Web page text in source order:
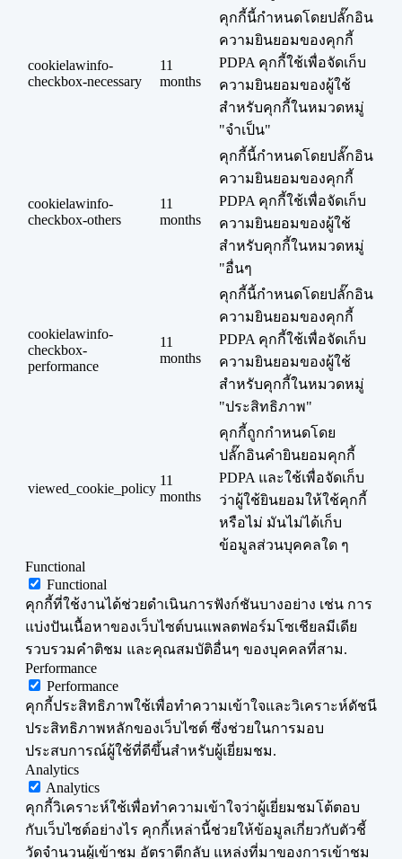
cookielawinfo-
checkbox-necessary
11
months
คุกกี้นี้กำหนดโดยปลั๊กอิน
ความยินยอมของคุกกี้
PDPA คุกกี้ใช้เพื่อจัดเก็บ
ความยินยอมของผู้ใช้
สำหรับคุกกี้ในหมวดหมู่
"จำเป็น"
cookielawinfo-
checkbox-others
11
months
คุกกี้นี้กำหนดโดยปลั๊กอิน
ความยินยอมของคุกกี้
PDPA คุกกี้ใช้เพื่อจัดเก็บ
ความยินยอมของผู้ใช้
สำหรับคุกกี้ในหมวดหมู่
"อื่นๆ
cookielawinfo-
checkbox-
performance
11
months
คุกกี้นี้กำหนดโดยปลั๊กอิน
ความยินยอมของคุกกี้
PDPA คุกกี้ใช้เพื่อจัดเก็บ
ความยินยอมของผู้ใช้
สำหรับคุกกี้ในหมวดหมู่
"ประสิทธิภาพ"
viewed_cookie_policy
11
months
คุกกี้ถูกกำหนดโดย
ปลั๊กอินคำยินยอมคุกกี้
PDPA และใช้เพื่อจัดเก็บ
ว่าผู้ใช้ยินยอมให้ใช้คุกกี้
หรือไม่ มันไม่ได้เก็บ
ข้อมูลส่วนบุคคลใด ๆ
Functional
Functional
คุกกี้ที่ใช้งานได้ช่วยดำเนินการฟังก์ชันบางอย่าง เช่น การ
แบ่งปันเนื้อหาของเว็บไซต์บนแพลตฟอร์มโซเชียลมีเดีย
รวบรวมคำติชม และคุณสมบัติอื่นๆ ของบุคคลที่สาม.
Performance
Performance
คุกกี้ประสิทธิภาพใช้เพื่อทำความเข้าใจและวิเคราะห์ดัชนี
ประสิทธิภาพหลักของเว็บไซต์ ซึ่งช่วยในการมอบ
ประสบการณ์ผู้ใช้ที่ดีขึ้นสำหรับผู้เยี่ยมชม.
Analytics
Analytics
คุกกี้วิเคราะห์ใช้เพื่อทำความเข้าใจว่าผู้เยี่ยมชมโต้ตอบ
กับเว็บไซต์อย่างไร คุกกี้เหล่านี้ช่วยให้ข้อมูลเกี่ยวกับตัวชี้
วัดจำนวนผู้เข้าชม อัตราตีกลับ แหล่งที่มาของการเข้าชม